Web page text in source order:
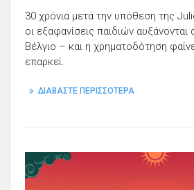
30 χρόνια μετά την υπόθεση της
οι εξαφανίσεις παιδιών αυξάνονται
Βέλγιο – και η χρηματοδότηση
επαρκεί.
ΔΙΑΒΑΣΤΕ ΠΕΡΙΣΣΟΤΕΡΑ